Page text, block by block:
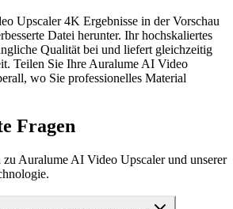
Upscaler 4K Ergebnisse in der Vorschau
Datei herunter. Ihr hochskaliertes
Qualität bei und liefert gleichzeitig
Teilen Sie Ihre Auralume AI Video
wo Sie professionelles Material
Fragen
zu Auralume AI Video Upscaler und unserer